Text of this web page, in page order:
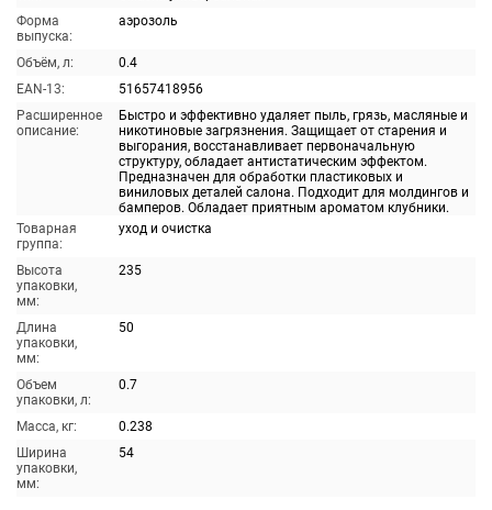
Форма
выпуска:
аэрозоль
Объём, л:
0.4
EAN-13:
51657418956
Расширенное
описание:
Быстро и эффективно удаляет пыль, грязь, масляные и
никотиновые загрязнения. Защищает от старения и
выгорания, восстанавливает первоначальную
структуру, обладает антистатическим эффектом.
Предназначен для обработки пластиковых и
виниловых деталей салона. Подходит для молдингов и
бамперов. Обладает приятным ароматом клубники.
Товарная
группа:
уход и очистка
Высота
упаковки,
мм:
235
Длина
упаковки,
мм:
50
Объем
упаковки, л:
0.7
Масса, кг:
0.238
Ширина
упаковки,
мм:
54